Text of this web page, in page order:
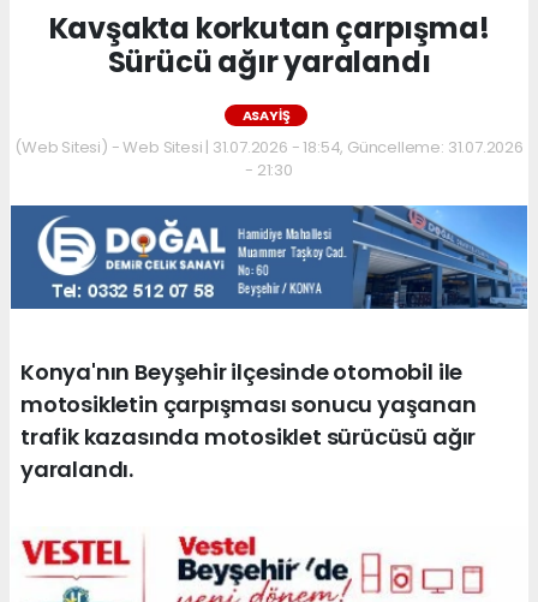
Kavşakta korkutan çarpışma!
Sürücü ağır yaralandı
ASAYIŞ
(Web Sitesi) - Web Sitesi | 31.07.2026 - 18:54, Güncelleme: 31.07.2026
- 21:30
Konya'nın Beyşehir ilçesinde otomobil ile
motosikletin çarpışması sonucu yaşanan
trafik kazasında motosiklet sürücüsü ağır
yaralandı.